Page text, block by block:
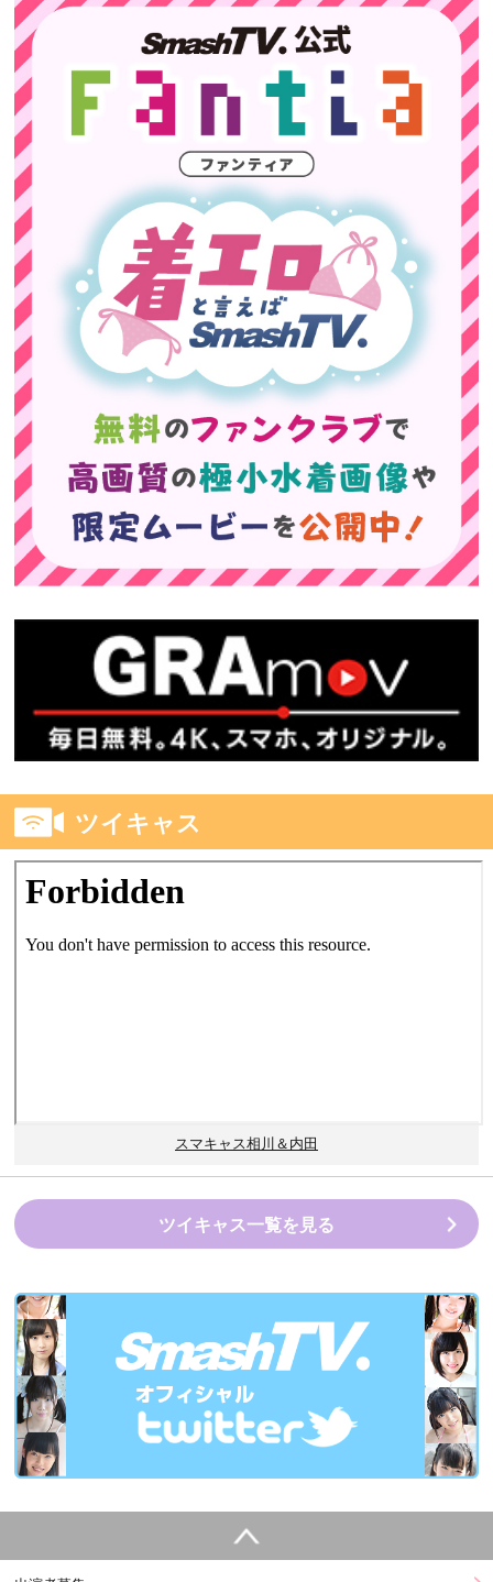
ツイキャス
スマキャス相川＆内田
ツイキャス一覧を見る